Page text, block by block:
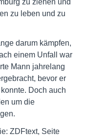
zu ziehen und
zu leben und zu
darum kämpfen,
einem Unfall war
Mann jahrelang
bevor er
Doch auch
um die
ZDFtext, Seite